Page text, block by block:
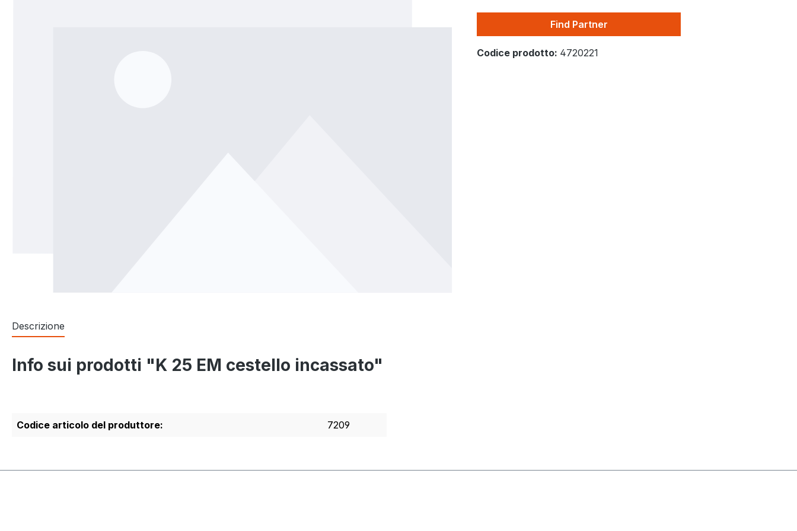
Find Partner
Codice prodotto: 4720221
Descrizione
Info sui prodotti "K 25 EM cestello incassato"
Codice articolo del produttore: 7209